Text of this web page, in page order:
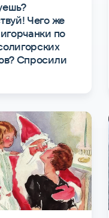
Чего же
по
Спросили